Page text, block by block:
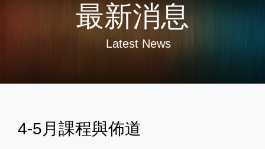
最新消息
Latest News
4-5月課程與佈道